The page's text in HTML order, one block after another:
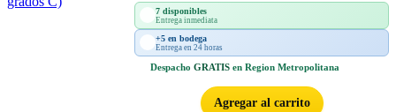
7 disponibles
Entrega inmediata
+5 en bodega
Entrega en 24 horas
Despacho GRATIS en Region Metropolitana
Agregar al carrito